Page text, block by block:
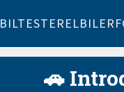
BILTESTERELBILER
🚗